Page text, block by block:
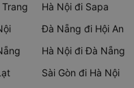
Hà Nội đi Sapa
Đà Nẵng đi Hội An
Hà Nội đi Đà Nẵng
Sài Gòn đi Hà Nội